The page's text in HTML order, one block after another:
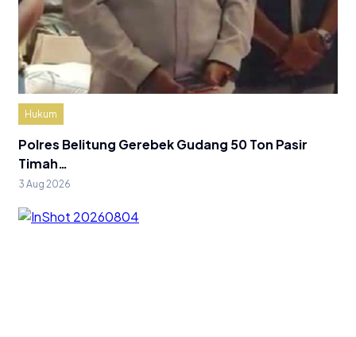
Hukum
Polres Belitung Gerebek Gudang 50 Ton Pasir
Timah…
3 Aug 2026